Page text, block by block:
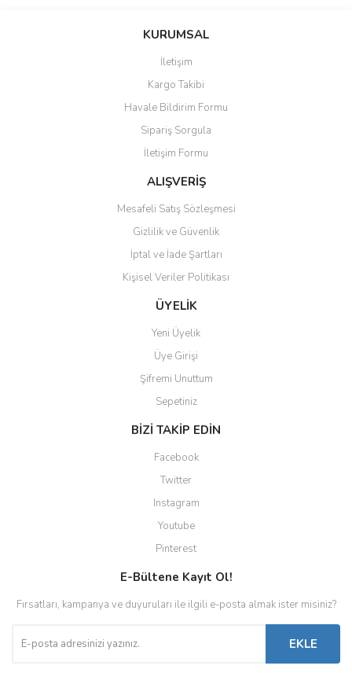
Bu ürüne ilk yorumu siz yapın!
Ürün resmi kalitesiz, bozuk veya görüntülenemiyor.
Ürün açıklamasında eksik bilgiler bulunuyor.
Ürün bilgilerinde hatalar bulunuyor.
Ürün fiyatı diğer sitelerden daha pahalı.
Bu ürüne benzer farklı alternatifler olmalı.
Gönder
KURUMSAL
İletişim
Kargo Takibi
Havale Bildirim Formu
Sipariş Sorgula
İletişim Formu
ALIŞVERİŞ
Mesafeli Satış Sözleşmesi
Gizlilik ve Güvenlik
İptal ve İade Şartları
Kişisel Veriler Politikası
ÜYELİK
Yeni Üyelik
Üye Girişi
Şifremi Unuttum
Sepetiniz
BİZİ TAKİP EDİN
Facebook
Twitter
Instagram
Youtube
Pinterest
E-Bültene Kayıt Ol!
Fırsatları, kampanya ve duyuruları ile ilgili e-posta almak ister misiniz?
EKLE